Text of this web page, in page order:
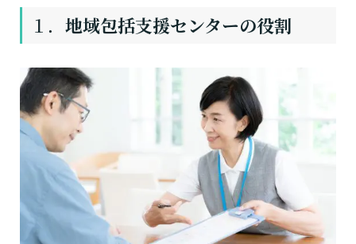
１． 地域包括支援センターの役割